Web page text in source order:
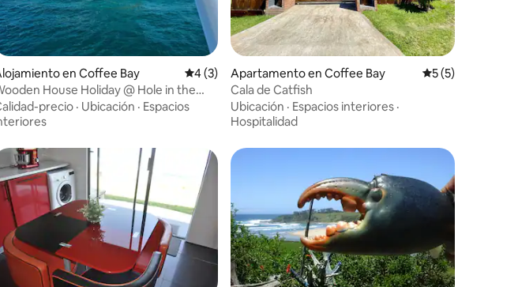
4.64 de 5, 111 reseñas
en Coffee Bay Calificación promedio: 4 de 5, 3 reseñas
4 (3)
House Holiday @ Hole in the
SA.precio · Ubicación · Espacios
Apartamento en Coffee Bay Calificación
5 (5)
Cala de Catfish
Ubicación · Espacios interiores ·
Hospitalidad